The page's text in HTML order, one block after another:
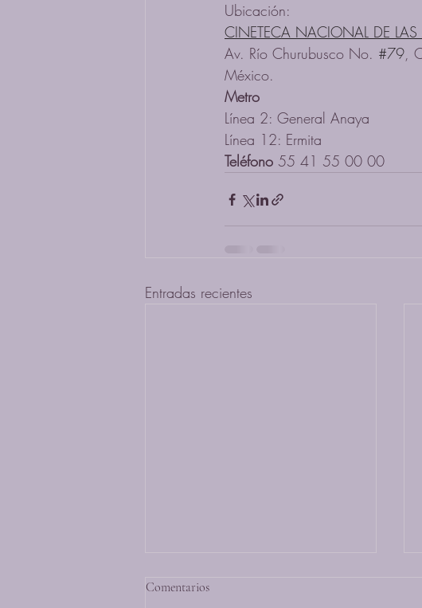
Ubicación:
CINETECA NACIONAL DE LAS
Av. Río Churubusco No. #79,
México.
Metro
Línea 2: General Anaya
Línea 12: Ermita
Teléfono 55 41 55 00 00
Entradas recientes
Comentarios